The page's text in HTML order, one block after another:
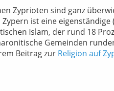
Zyprioten sind ganz
ist eine
Islam, der rund 18
Gemeinden
Beitrag zur Religion auf